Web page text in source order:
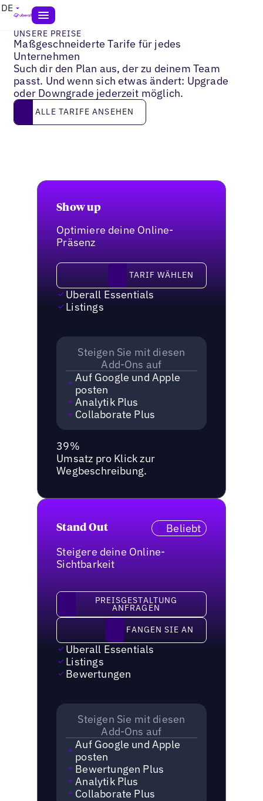
DE
UNSERE PREISE
Maßgeschneiderte Tarife für jedes
Unternehmen
Such dir den Plan aus, der zu deinem Team
passt. Und wenn sich etwas ändert: Upgrade
oder Downgrade jederzeit möglich.
Alle Tarife ansehen
ALLE TARIFE ANSEHEN
Show up
Optimiere deine Online-
Präsenz
Tarif wählen
TARIF WÄHLEN
Uberall Essentials
Listings
Steigen Sie mit diesen
Add-Ons auf
Auf Google und Apple
posten
Analytik Plus
Collaborate Plus
39%
Umsatz pro Klick zur
Wegbeschreibung.
Stand Out
Beliebt
Steigere deine Online-
Sichtbarkeit
Preisgestaltung anfragen
PREISGESTALTUNG
ANFRAGEN
Fangen Sie an FANGEN SIE AN
Uberall Essentials
Listings
Bewertungen
Steigen Sie mit diesen
Add-Ons auf
Auf Google und Apple
posten
Bewertungen Plus
Analytik Plus
Collaborate Plus